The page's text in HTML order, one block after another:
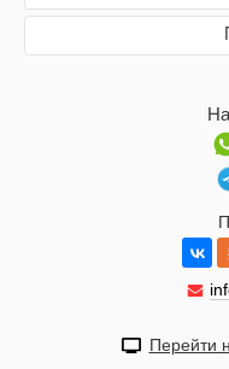
Перейти